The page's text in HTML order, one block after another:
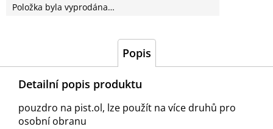
Položka byla vyprodána…
Popis
Detailní popis produktu
pouzdro na pist.ol, lze použít na více druhů pro
osobní obranu